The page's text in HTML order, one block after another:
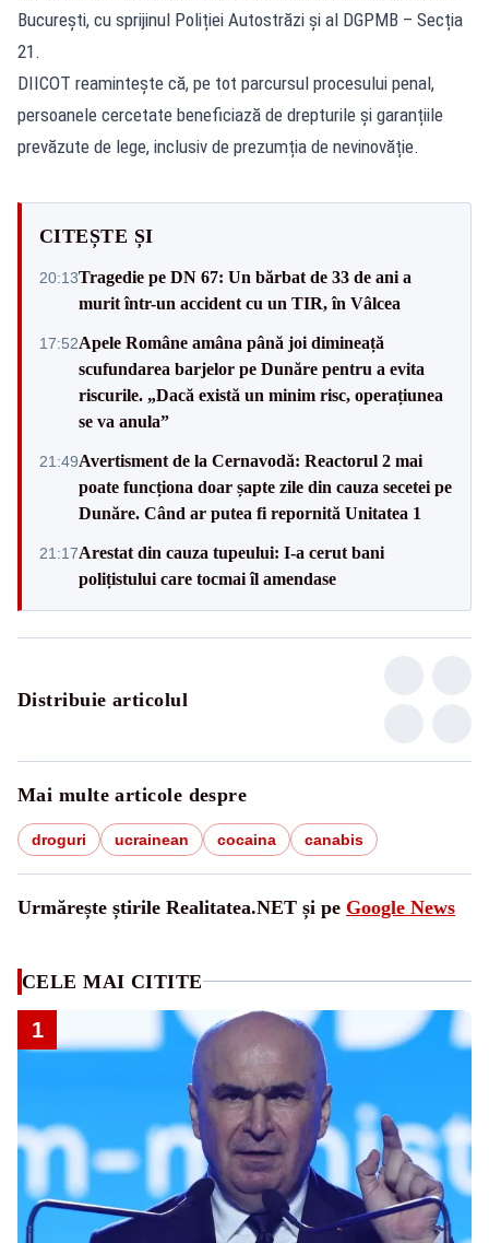
București, cu sprijinul Poliției Autostrăzi și al DGPMB – Secția
21.
DIICOT reamintește că, pe tot parcursul procesului penal,
persoanele cercetate beneficiază de drepturile și garanțiile
prevăzute de lege, inclusiv de prezumția de nevinovăție.
CITEȘTE ȘI
20:13Tragedie pe DN 67: Un bărbat de 33 de ani a
murit într-un accident cu un TIR, în Vâlcea
17:52Apele Române amâna până joi dimineață
scufundarea barjelor pe Dunăre pentru a evita
riscurile. „Dacă există un minim risc, operațiunea
se va anula”
21:49Avertisment de la Cernavodă: Reactorul 2 mai
poate funcționa doar șapte zile din cauza secetei pe
Dunăre. Când ar putea fi repornită Unitatea 1
21:17Arestat din cauza tupeului: I-a cerut bani
polițistului care tocmai îl amendase
Distribuie articolul
Mai multe articole despre
droguri ucrainean cocaina canabis
Urmărește știrile Realitatea.NET și pe Google News
CELE MAI CITITE
1